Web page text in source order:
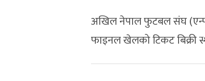
अखिल नेपाल फुटबल संघ
फाइनल खेलको टिकट बिक्री